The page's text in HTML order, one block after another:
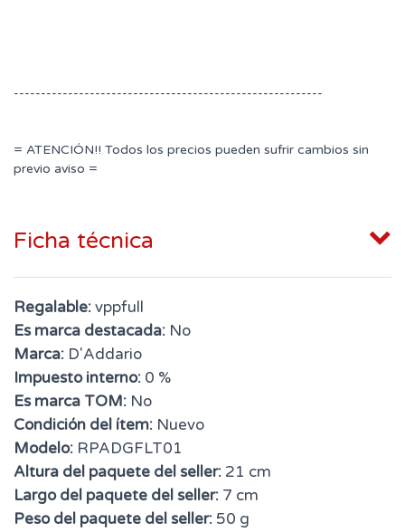
---------------------------------------------------------
= ATENCIÓN!! Todos los precios pueden sufrir cambios sin
previo aviso =
Ficha técnica
Regalable:vppfull
Es marca destacada: No
Marca: D'Addario
Impuesto interno: 0 %
Es marca TOM: No
Condición del ítem: Nuevo
Modelo: RPADGFLT01
Altura del paquete del seller: 21 cm
Largo del paquete del seller: 7 cm
Peso del paquete del seller: 50 g